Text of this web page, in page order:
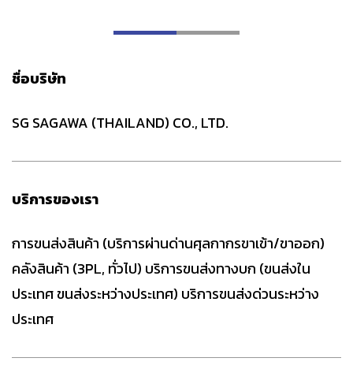
ชื่อบริษัท
SG SAGAWA (THAILAND) CO., LTD.
บริการของเรา
การขนส่งสินค้า (บริการผ่านด่านศุลกากรขาเข้า/ขาออก)
คลังสินค้า (3PL, ทั่วไป) บริการขนส่งทางบก (ขนส่งใน
ประเทศ ขนส่งระหว่างประเทศ) บริการขนส่งด่วนระหว่าง
ประเทศ